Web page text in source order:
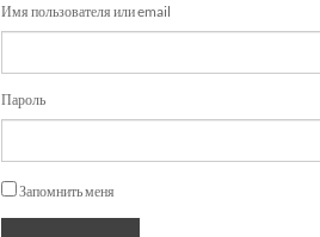
Имя пользователя или email
Пароль
Запомнить меня